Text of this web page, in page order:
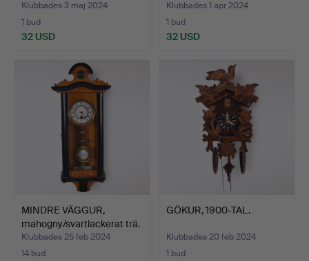
Klubbades 3 maj 2024
1 bud
32 USD
Klubbades 1 apr 2024
1 bud
32 USD
MINDRE VÄGGUR,
mahogny/svartlackerat trä.
Klubbades 25 feb 2024
14 bud
GÖKUR, 1900-TAL.
Klubbades 20 feb 2024
1 bud